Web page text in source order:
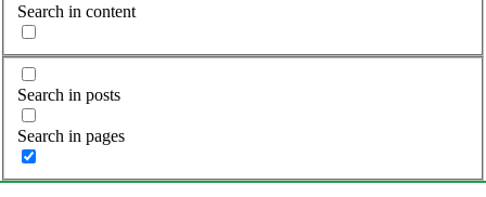
Search in content
Search in posts
Search in pages